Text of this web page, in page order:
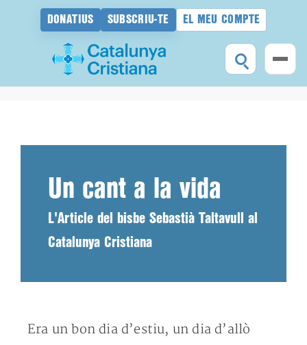
DONATIUS SUBSCRIU-TE EL MEU COMPTE
Un cant a la vida
L'Article del bisbe Sebastià Taltavull al
Catalunya Cristiana
Era un bon dia d’estiu, un dia d’allò